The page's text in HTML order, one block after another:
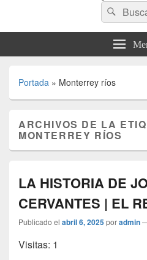
Buscar
por:
Portada » Monterrey ríos
ARCHIVOS DE LA
MONTERREY RÍOS
LA HISTORIA DE
CERVANTES | EL
Publicado el abril 6, 2025poradmin
Visitas: 1